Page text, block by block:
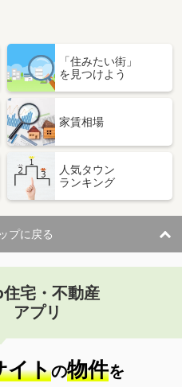
「住みたい街」
を見つけよう
家賃相場
人気タウン
ランキング
プに戻る
宅・不動産
アプリ
イトの物件を